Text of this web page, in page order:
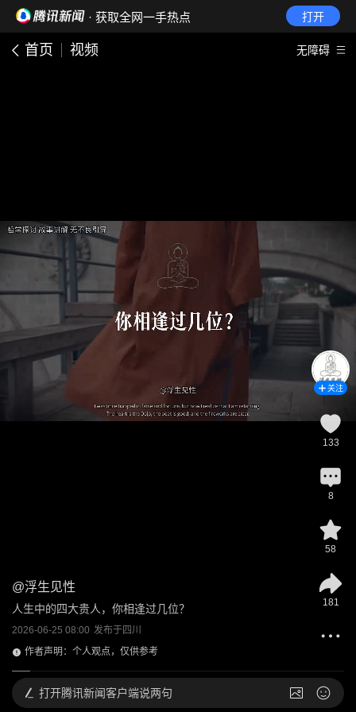
· 获取全网一手热点 打开
首页 视频 无障碍
@浮生见性
人生中的四大贵人，你相逢过几位？
2026-06-25 08:00 发布于四川
作者声明：个人观点，仅供参考
关注
133
8
58
181
打开腾讯新闻客户端说两句